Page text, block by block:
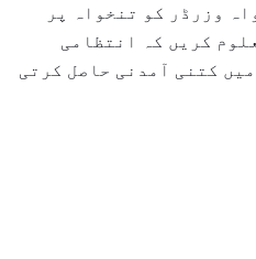
وزرڈر کو تنخواہ پر
کریں کہ انتظامی
کتنی آمدنی حاصل کرتی